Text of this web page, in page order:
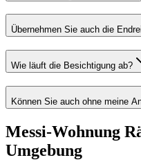
Übernehmen Sie auch die
Wie läuft die Besichtigung ab?
Können Sie auch ohne meine
Messi-Wohnung
Umgebung